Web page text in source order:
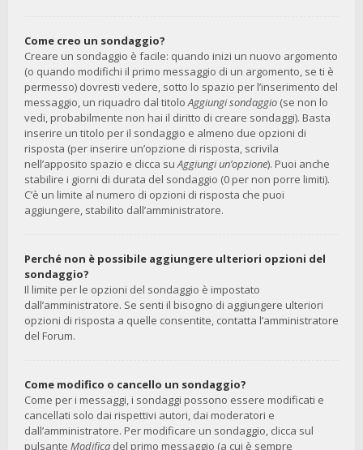
Come creo un sondaggio?
Creare un sondaggio è facile: quando inizi un nuovo argomento
(o quando modifichi il primo messaggio di un argomento, se ti è
permesso) dovresti vedere, sotto lo spazio per l’inserimento del
messaggio, un riquadro dal titoloAggiungi sondaggio (se non lo
vedi, probabilmente non hai il diritto di creare sondaggi). Basta
inserire un titolo per il sondaggio e almeno due opzioni di
risposta (per inserire un’opzione di risposta, scrivila
nell’apposito spazio e clicca suAggiungi un’opzione). Puoi anche
stabilire i giorni di durata del sondaggio (0 per non porre limiti).
C’è un limite al numero di opzioni di risposta che puoi
aggiungere, stabilito dall’amministratore.
Perché non è possibile aggiungere ulteriori opzioni del
sondaggio?
Il limite per le opzioni del sondaggio è impostato
dall’amministratore. Se senti il bisogno di aggiungere ulteriori
opzioni di risposta a quelle consentite, contatta l’amministratore
del Forum.
Come modifico o cancello un sondaggio?
Come per i messaggi, i sondaggi possono essere modificati e
cancellati solo dai rispettivi autori, dai moderatori e
dall’amministratore. Per modificare un sondaggio, clicca sul
pulsante Modifica del primo messaggio (a cui è sempre